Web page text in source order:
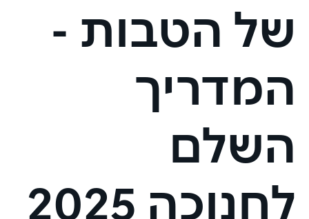
של הטבות -
המדריך
השלם
לחנוכה 2025